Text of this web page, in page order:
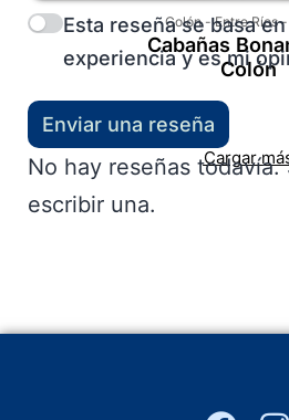
Colón-Entre Ríos-
Cabañas
Colón
Cargar
Esta reseña se basa
experiencia y es mi
Enviar una reseña
No hay reseñas
escribir una.